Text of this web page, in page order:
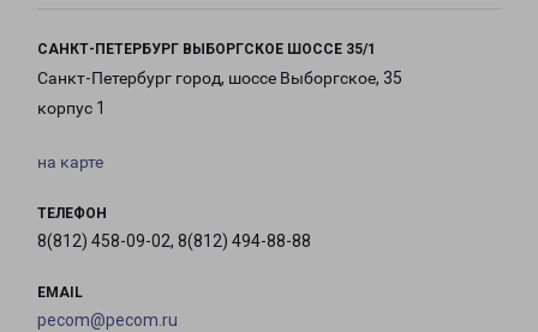
САНКТ-ПЕТЕРБУРГ ВЫБОРГСКОЕ ШОССЕ 35/1
Санкт-Петербург город, шоссе Выборгское, 35
корпус 1
на карте
ТЕЛЕФОН
8(812) 458-09-02, 8(812) 494-88-88
EMAIL
pecom@pecom.ru